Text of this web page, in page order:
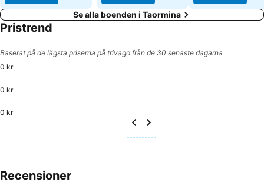
Se alla boenden i Taormina
Pristrend
Baserat på de lägsta priserna på trivago från de 30 senaste dagarna
0 kr
0 kr
0 kr
Recensioner